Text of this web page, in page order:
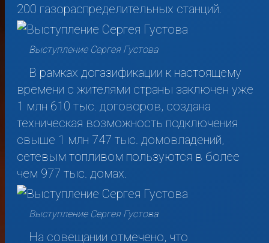
200 газораспределительных станций.
Выступление Сергея Густова
В рамках догазификации к настоящему
времени с жителями страны заключен уже
1 млн 610 тыс. договоров, создана
техническая возможность подключения
свыше 1 млн 747 тыс. домовладений,
сетевым топливом пользуются в более
чем 977 тыс. домах.
Выступление Сергея Густова
На совещании отмечено, что